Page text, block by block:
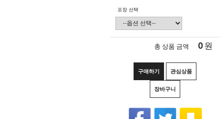
포장 선택
총 상품 금액 0원
구매하기 관심상품
장바구니